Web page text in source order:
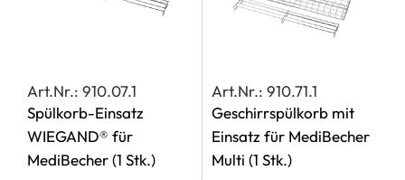
Art.Nr.: 910.07.1
Spülkorb-Einsatz
WIEGAND® für
MediBecher(1 Stk.)
Art.Nr.: 910.71.1
Geschirrspülkorb mit
Einsatz für MediBecher
Multi (1 Stk.)